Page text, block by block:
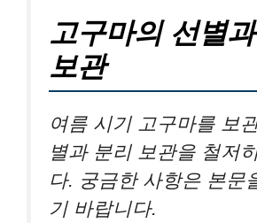
고구마의 선별
보관
여름 시기 고구마를 보
별과 분리 보관을 철저
다. 궁금한 사항은 본문
기 바랍니다.